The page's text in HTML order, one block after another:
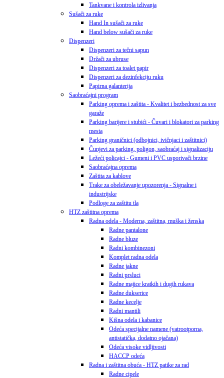
Tankvane i kontrola izlivanja
Sušači za ruke
Hand In sušači za ruke
Hand below sušači za ruke
Dispenzeri
Dispenzeri za tečni sapun
Držači za ubruse
Dispenzeri za toalet papir
Dispenzeri za dezinfekciju ruku
Papirna galanterija
Saobraćajni program
Parking oprema i zaštita - Kvalitet i bezbednost za sve
garaže
Parking barijere i stubići - Čuvari i blokatori za parking
mesta
Parking graničnici (odbojnici, ivičnjaci i zaštitnici)
Čunjevi za parking, poligon, saobraćaj i signalizaciju
Ležeći policajci - Gumeni i PVC usporivači brzine
Saobraćajna oprema
Zaštita za kablove
Trake za obeležavanje upozorenja - Signalne i
industrijske
Podloge za zaštitu tla
HTZ zaštitna oprema
Radna odela - Moderna, zaštitna, muška i ženska
Radne pantalone
Radne bluze
Radni kombinezoni
Komplet radna odela
Radne jakne
Radni prsluci
Radne majice kratkih i dugih rukava
Radne dukserice
Radne kecelje
Radni mantili
Kišna odela i kabanice
Odeća specijalne namene (vatrootporna,
antistatička, dodatno ojačana)
Odeća visoke vidljivosti
HACCP odeća
Radna i zaštitna obuća - HTZ patike za rad
Radne cipele